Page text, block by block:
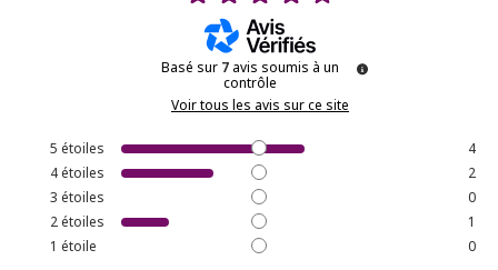
Basé sur 7 avis soumis à un
contrôle
Voir tous les avis sur ce site
5 étoiles
4
4étoiles
2
3 étoiles
0
2étoiles
1
1 étoile 0